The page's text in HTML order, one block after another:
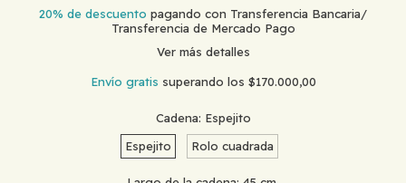
20% de descuento pagando con Transferencia Bancaria/
Transferencia de Mercado Pago
Ver más detalles
Envío gratis superando los $170.000,00
Cadena: Espejito
Espejito
Rolo cuadrada